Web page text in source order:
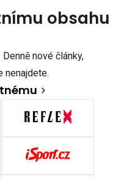
obsahu
nové články,
nenajdete.